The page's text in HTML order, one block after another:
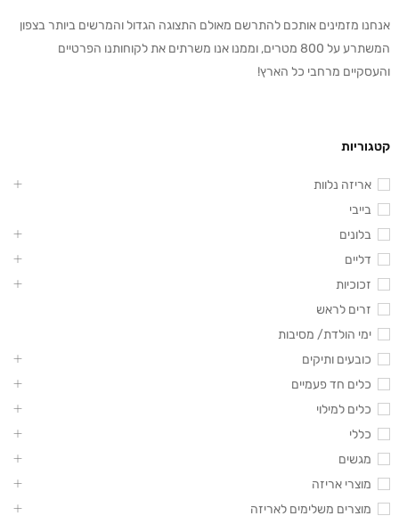
אנחנו מזמינים אותכם להתרשם מאולם התצוגה הגדול והמרשים ביותר בצפון
המשתרע על 800 מטרים, וממנו אנו משרתים את לקוחותנו הפרטיים
והעסקיים מרחבי כל הארץ!
קטגוריות
אריזה נלוות
בייבי
בלונים
דליים
זכוכיות
זרים לראש
ימי הולדת/ מסיבות
כובעים ותיקים
כלים חד פעמיים
כלים למילוי
כללי
מגשים
מוצרי אריזה
מוצרים משלימים לאריזה